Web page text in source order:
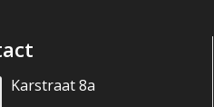
Karstraat 8a